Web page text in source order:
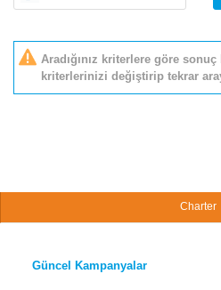
Aradığınız kriterlere göre
kriterlerinizi değiştirip tekrar
Charter
Güncel Kampanyalar